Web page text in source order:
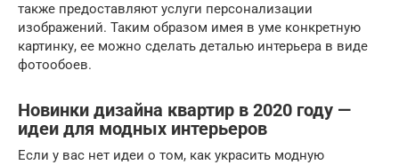
также предоставляют услуги персонализации
изображений. Таким образом имея в уме конкретную
картинку, ее можно сделать деталью интерьера в виде
фотообоев.
Новинки дизайна квартир в 2020 году —
идеи для модных интерьеров
Если у вас нет идеи о том, как украсить модную